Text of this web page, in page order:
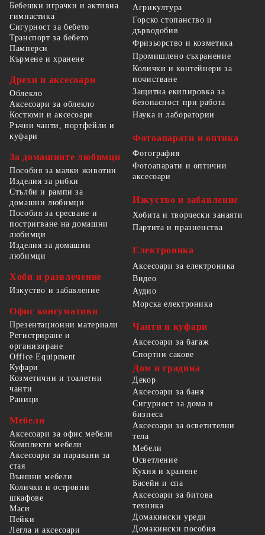
Бебешки играчки и активна
гимнастика
Сигурност за бебето
Транспорт за бебето
Памперси
Кърмене и хранене
Дрехи и аксесоари
Облекло
Аксесоари за облекло
Костюми и аксесоари
Ръчни чанти, портфейли и
куфари
За домашните любимци
Пособия за малки животни
Изделия за рибки
Стълби и рампи за
домашни любимци
Пособия за сресване и
постригване на домашни
любимци
Изделия за домашни
любимци
Хоби и развлечение
Изкуство и забавление
Офис консумативи
Презентационни материали
Регистриране и
организиране
Office Equipment
Агрикултура
Горско стопанство и
дърводобив
Фризьорство и козметика
Промишлено съхранение
Колички и контейнери за
почистване
Защитна екипировка за
безопасност при работа
Наука и лаборатории
Фотоапарати и оптика
Фотография
Фотоапарати и оптични
аксесоари
Изкуство и забавление
Хобита и творчески занаяти
Партита и празненства
Електроника
Аксесоари за електроника
Видео
Аудио
Морска електроника
Чанти и куфари
Аксесоари за багаж
Спортни сакове
Куфари
Козметични и тоалетни
чанти
Раници
Мебели
Аксесоари за офис мебели
Комплекти мебели
Аксесоари за паравани за
стая
Външни мебели
Колички и островни
шкафове
Маси
Пейки
Легла и аксесоари
Дом и градина
Декор
Аксесоари за баня
Сигурност за дома и
бизнеса
Аксесоари за осветителни
тела
Мебели
Осветление
Кухня и хранене
Басейн и спа
Аксесоари за битова
техника
Домакински уреди
Домакински пособия